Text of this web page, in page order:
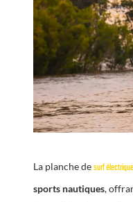
La planche desurf électrique
sports nautiques,